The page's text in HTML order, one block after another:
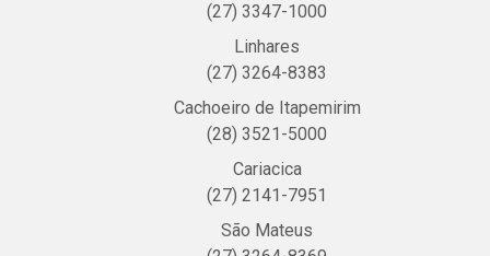
(27) 3347-1000
Linhares
(27) 3264-8383
Cachoeiro de Itapemirim
(28) 3521-5000
Cariacica
(27) 2141-7951
São Mateus